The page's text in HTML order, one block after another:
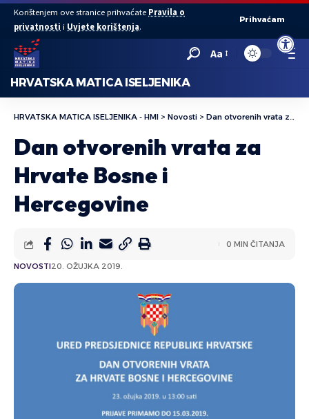
Open
Korištenjem ove stranice prihvaćate Pravila o
privatnosti i Uvjete korištenja.
Prihvaćam
Aa
HRVATSKA MATICA ISELJENIKA
HRVATSKA MATICA ISELJENIKA - HMI > Novosti > Dan otvorenih vrata za Hrvate Bosne i Hercegovine
Dan otvorenih vrata za
Hrvate Bosne i
Hercegovine
NOVOSTI20. OŽUJKA 2019.
0 MIN ČITANJA